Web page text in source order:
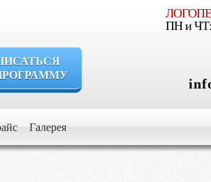
ПН и ЧТ:
Галерея
должен расти умным, уверенным,
самое лучшее для его развития и роста